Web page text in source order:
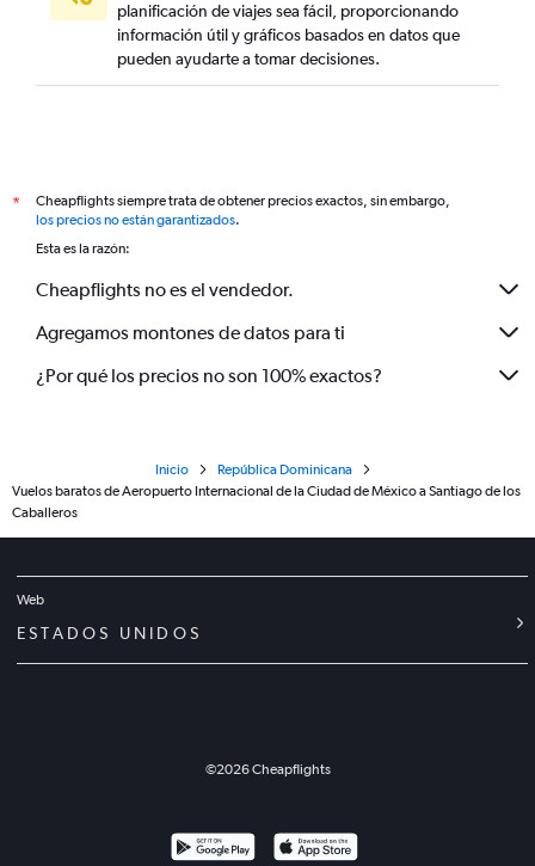
planificación de viajes sea fácil, proporcionando
información útil y gráficos basados en datos que
pueden ayudarte a tomar decisiones.
*
Cheapflights siempre trata de obtener precios exactos, sin embargo,
los precios no están garantizados.
Esta es la razón:
Cheapflights no es el vendedor.
Agregamos montones de datos para ti
¿Por qué los precios no son 100% exactos?
Inicio
República Dominicana
Vuelos baratos de Aeropuerto Internacional de la Ciudad de México a Santiago de los
Caballeros
Web
ESTADOS UNIDOS
©2026Cheapflights